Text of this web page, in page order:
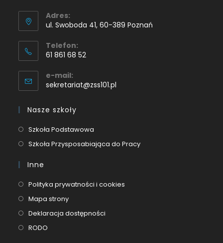
Adres:
ul. Swoboda 41, 60-389 Poznań
Telefon:
61 861 68 52
e-mail:
sekretariat@zss101.pl
Nasze szkoły
Szkoła Podstawowa
Szkoła Przysposabiająca do Pracy
Inne
Polityka prywatności i cookies
Mapa strony
Deklaracja dostępności
RODO